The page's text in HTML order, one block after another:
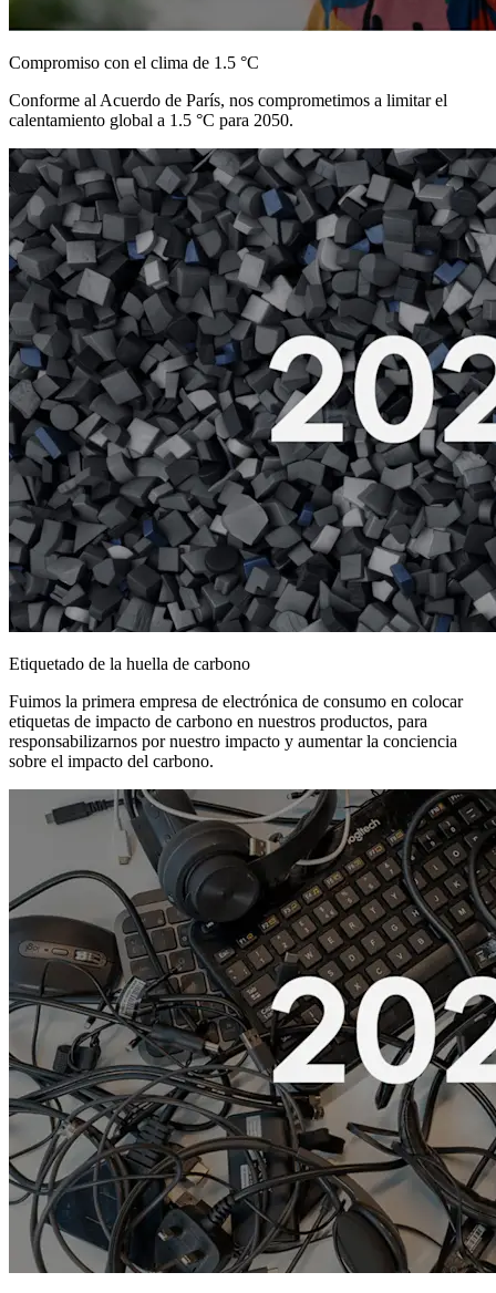
Compromiso con el clima de 1.5 °C
Conforme al Acuerdo de París, nos comprometimos a limitar el
calentamiento global a 1.5 °C para 2050.
Etiquetado de la huella de carbono
Fuimos la primera empresa de electrónica de consumo en colocar
etiquetas de impacto de carbono en nuestros productos, para
responsabilizarnos por nuestro impacto y aumentar la conciencia
sobre el impacto del carbono.